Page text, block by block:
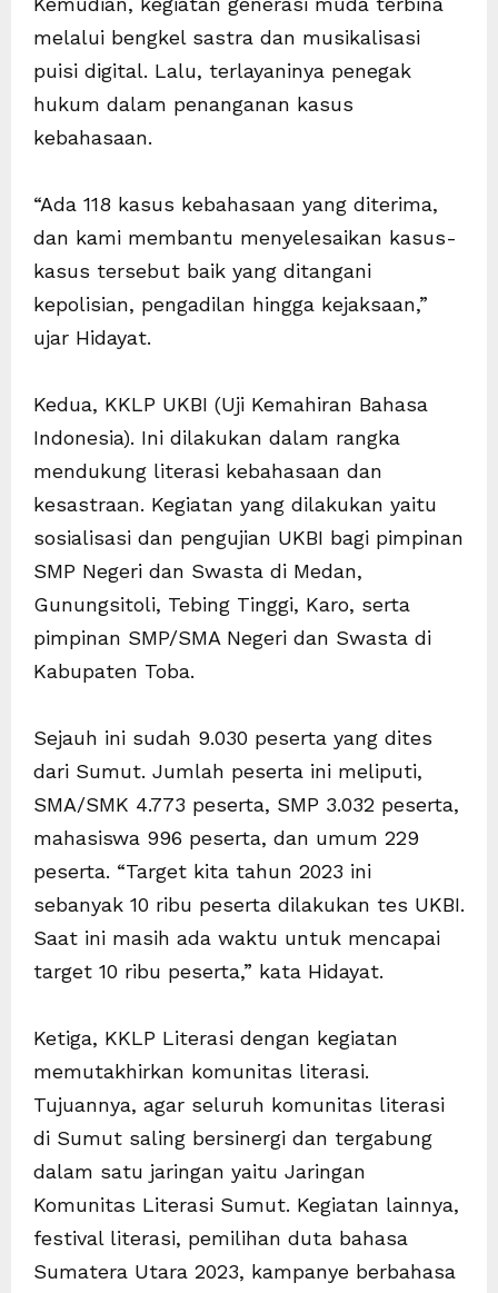
melalui bengkel sastra dan musikalisasi
puisi digital. Lalu, terlayaninya penegak
hukum dalam penanganan kasus
kebahasaan.
“Ada 118 kasus kebahasaan yang diterima,
dan kami membantu menyelesaikan kasus-
kasus tersebut baik yang ditangani
kepolisian, pengadilan hingga kejaksaan,”
ujar Hidayat.
Kedua, KKLP UKBI (Uji Kemahiran Bahasa
Indonesia). Ini dilakukan dalam rangka
mendukung literasi kebahasaan dan
kesastraan. Kegiatan yang dilakukan yaitu
sosialisasi dan pengujian UKBI bagi pimpinan
SMP Negeri dan Swasta di Medan,
Gunungsitoli, Tebing Tinggi, Karo, serta
pimpinan SMP/SMA Negeri dan Swasta di
Kabupaten Toba.
Sejauh ini sudah 9.030 peserta yang dites
dari Sumut. Jumlah peserta ini meliputi,
SMA/SMK 4.773 peserta, SMP 3.032 peserta,
mahasiswa 996 peserta, dan umum 229
peserta. “Target kita tahun 2023 ini
sebanyak 10 ribu peserta dilakukan tes UKBI.
Saat ini masih ada waktu untuk mencapai
target 10 ribu peserta,” kata Hidayat.
Ketiga, KKLP Literasi dengan kegiatan
memutakhirkan komunitas literasi.
Tujuannya, agar seluruh komunitas literasi
di Sumut saling bersinergi dan tergabung
dalam satu jaringan yaitu Jaringan
Komunitas Literasi Sumut. Kegiatan lainnya,
festival literasi, pemilihan duta bahasa
Sumatera Utara 2023, kampanye berbahasa